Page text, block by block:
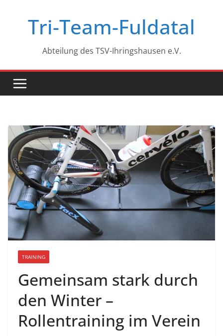
springenTri-Team-Fuldatal
Abteilung des TSV-Ihringshausen e.V.
TRAINING
Gemeinsam stark durch
den Winter –
Rollentraining im Verein